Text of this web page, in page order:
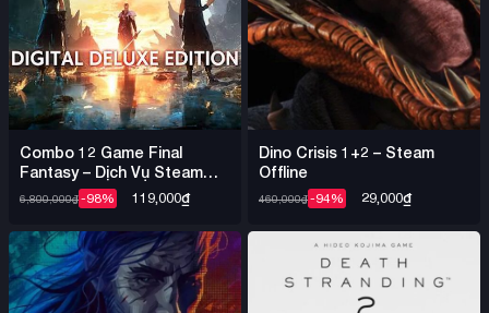
Combo 12 Game Final
Fantasy – Dịch Vụ Steam
Offline Nhiều Game
6,800,000₫-98% 119,000₫
Dino Crisis 1+2 – Steam
Offline
460,000₫-94% 29,000₫